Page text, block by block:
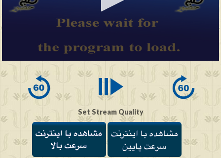
seconds
seconds
Set Stream Quality